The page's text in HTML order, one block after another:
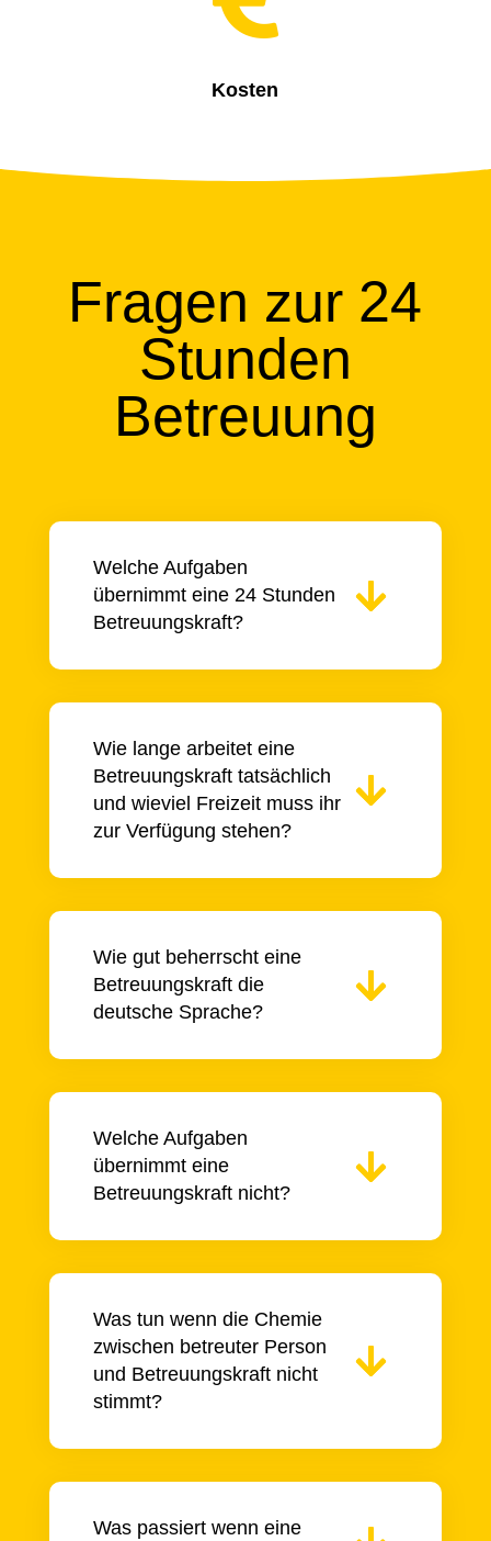
Kosten
Fragen zur 24
Stunden
Betreuung
Welche Aufgaben
übernimmt eine 24 Stunden
Betreuungskraft?
Wie lange arbeitet eine
Betreuungskraft tatsächlich
und wieviel Freizeit muss ihr
zur Verfügung stehen?
Wie gut beherrscht eine
Betreuungskraft die
deutsche Sprache?
Welche Aufgaben
übernimmt eine
Betreuungskraft nicht?
Was tun wenn die Chemie
zwischen betreuter Person
und Betreuungskraft nicht
stimmt?
Was passiert wenn eine